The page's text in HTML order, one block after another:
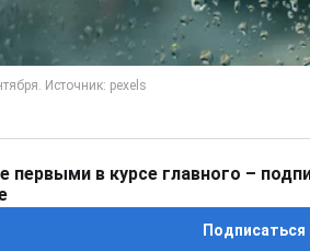
первыми в курсе главного –
Подписаться